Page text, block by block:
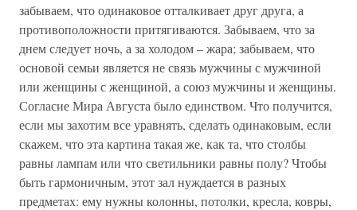
забываем, что одинаковое отталкивает друг друга, а
противоположности притягиваются. Забываем, что за
днем следует ночь, а за холодом – жара; забываем, что
основой семьи является не связь мужчины с мужчиной
или женщины с женщиной, а союз мужчины и женщины.
Согласие Мира Августа было единством. Что получится,
если мы захотим все уравнять, сделать одинаковым, если
скажем, что эта картина такая же, как та, что столбы
равны лампам или что светильники равны полу? Чтобы
быть гармоничным, этот зал нуждается в разных
предметах: ему нужны колонны, потолки, кресла, ковры,